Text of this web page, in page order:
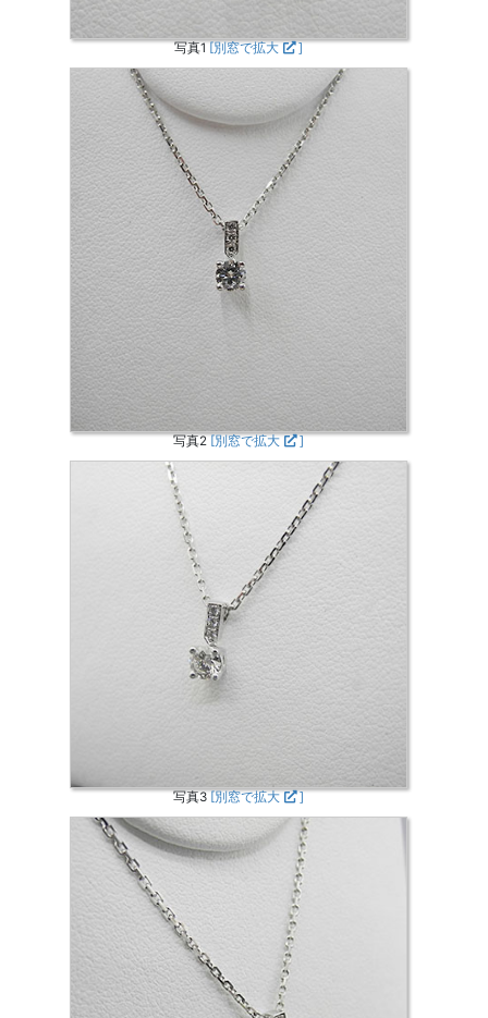
写真1 [別窓で拡大 ]
写真2[別窓で拡大 ]
写真3 [別窓で拡大 ]